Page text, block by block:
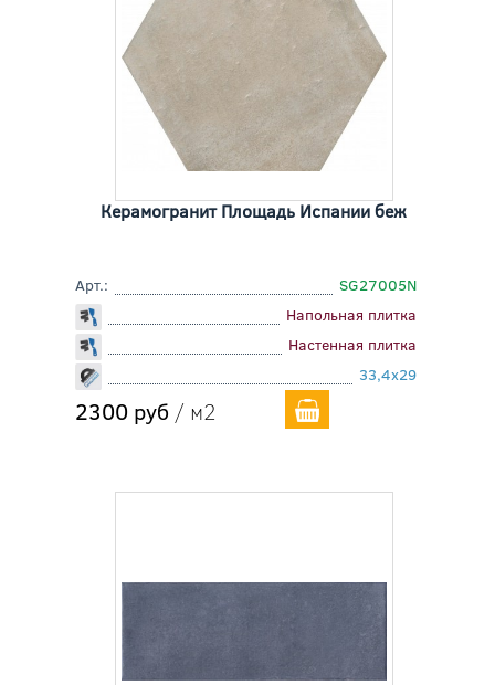
Керамогранит Площадь Испании беж
Арт.:
SG27005N
Напольная плитка
Настенная плитка
33,4x29
2300 руб / м2